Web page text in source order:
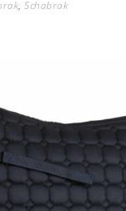
,Schabrak